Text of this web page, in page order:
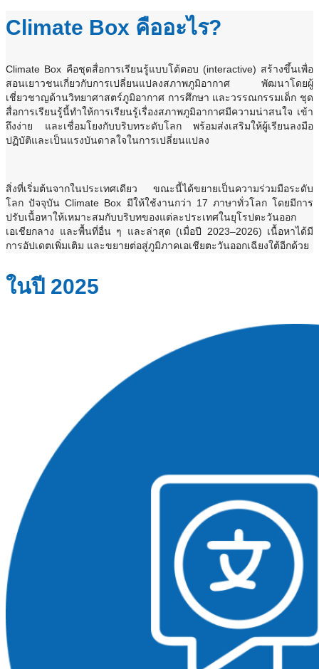
Climate Box คืออะไร?
Climate Box คือชุดสื่อการเรียนรู้แบบโต้ตอบ (interactive) สร้างขึ้นเพื่อ
สอนเยาวชนเกี่ยวกับการเปลี่ยนแปลงสภาพภูมิอากาศ พัฒนาโดยผู้
เชี่ยวชาญด้านวิทยาศาสตร์ภูมิอากาศ การศึกษา และวรรณกรรมเด็ก ชุด
สื่อการเรียนรู้นี้ทำให้การเรียนรู้เรื่องสภาพภูมิอากาศมีความน่าสนใจ เข้า
ถึงง่าย และเชื่อมโยงกับบริบทระดับโลก พร้อมส่งเสริมให้ผู้เรียนลงมือ
ปฏิบัติและเป็นแรงบันดาลใจในการเปลี่ยนแปลง
สิ่งที่เริ่มต้นจากในประเทศเดียว ขณะนี้ได้ขยายเป็นความร่วมมือระดับ
โลก ปัจจุบัน Climate Box มีให้ใช้งานกว่า 17 ภาษาทั่วโลก โดยมีการ
ปรับเนื้อหาให้เหมาะสมกับบริบทของแต่ละประเทศในยุโรปตะวันออก
เอเชียกลาง และพื้นที่อื่น ๆ และล่าสุด (เมื่อปี 2023–2026) เนื้อหาได้มี
การอัปเดตเพิ่มเติม และขยายต่อสู่ภูมิภาคเอเชียตะวันออกเฉียงใต้อีกด้วย
ในปี 2025